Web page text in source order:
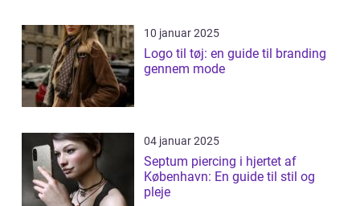
10 januar 2025
Logo til tøj: en guide til branding
gennem mode
04 januar 2025
Septum piercing i hjertet af
København: En guide til stil og
pleje